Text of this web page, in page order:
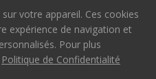
votre appareil. Ces cookies
expérience de navigation et
Pour plus
Politique de Confidentialité